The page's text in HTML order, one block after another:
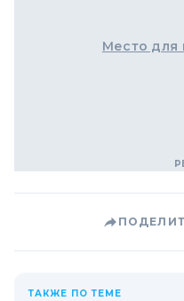
Место для
ТАКЖЕ ПО ТЕМЕ